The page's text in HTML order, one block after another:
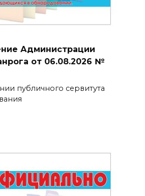
Администрации
от 06.08.2026 №
публичного сервитута